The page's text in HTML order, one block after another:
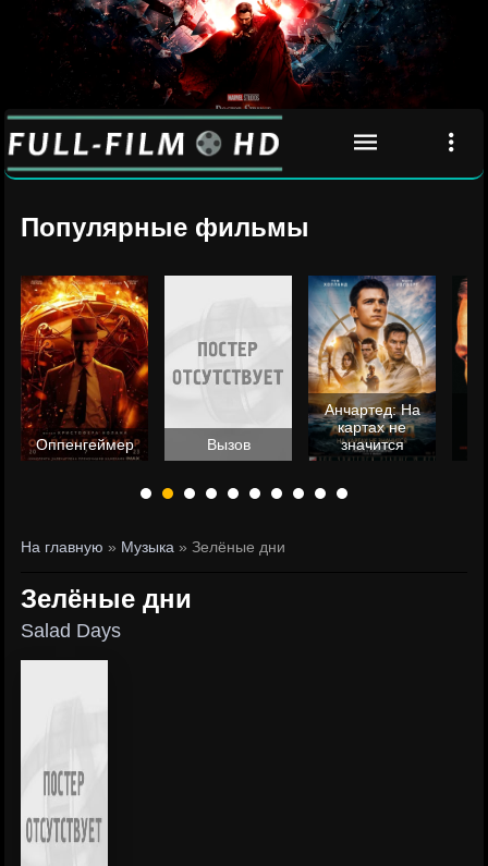
Популярные фильмы
Оппенгеймер Вызов
Анчартед: На
картах не
значится
На главную » Музыка » Зелёные дни
Зелёные дни
Salad Days